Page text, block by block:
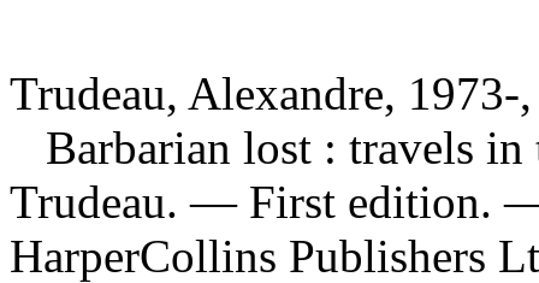
Trudeau, Alexandre, 1973-
Barbarian lost : travels
Trudeau. — First edition.
HarperCollins Publishers